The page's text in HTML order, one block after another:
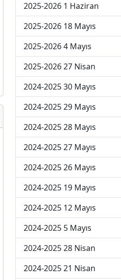
2025-2026 1 Haziran
2025-2026 18 Mayıs
2025-2026 4 Mayıs
2025-2026 27 Nisan
2024-2025 30 Mayıs
2024-2025 29 Mayıs
2024-2025 28 Mayıs
2024-2025 27 Mayıs
2024-2025 26 Mayıs
2024-2025 19 Mayıs
2024-2025 12 Mayıs
2024-2025 5 Mayıs
2024-2025 28 Nisan
2024-2025 21 Nisan